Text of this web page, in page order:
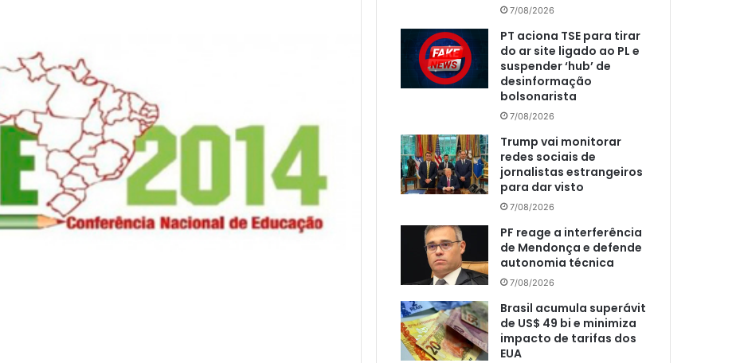
7/08/2026
PT aciona TSE para tirar
do ar site ligado ao PL e
suspender ‘hub’ de
desinformação
bolsonarista
7/08/2026
Trump vai monitorar
redes sociais de
jornalistas estrangeiros
para dar visto
7/08/2026
PF reage a interferência
de Mendonça e defende
autonomia técnica
7/08/2026
Brasil acumula superávit
de US$ 49 bi e minimiza
impacto de tarifas dos
EUA